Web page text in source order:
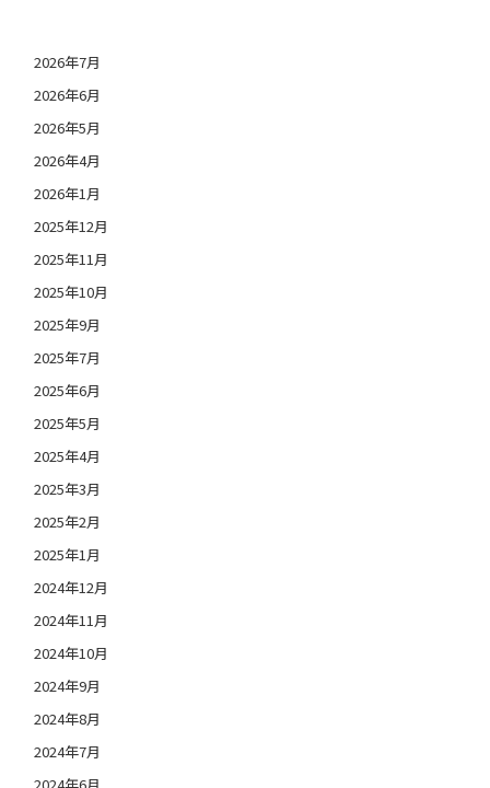
2026年7月
2026年6月
2026年5月
2026年4月
2026年1月
2025年12月
2025年11月
2025年10月
2025年9月
2025年7月
2025年6月
2025年5月
2025年4月
2025年3月
2025年2月
2025年1月
2024年12月
2024年11月
2024年10月
2024年9月
2024年8月
2024年7月